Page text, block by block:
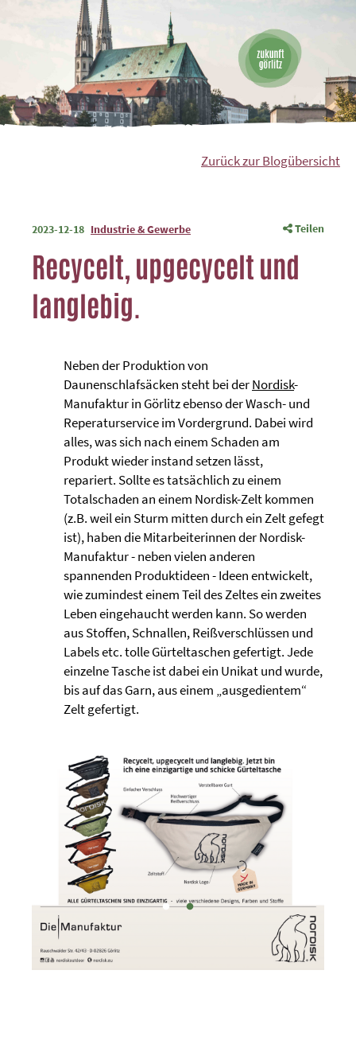
Zurück zur Blogübersicht
2023-12-18 Industrie & Gewerbe Teilen
Recycelt, upgecycelt und
langlebig.
Neben der Produktion von
Daunenschlafsäcken steht bei derNordisk-
Manufaktur in Görlitz ebenso der Wasch- und
Reperaturservice im Vordergrund. Dabei wird
alles, was sich nach einem Schaden am
Produkt wieder instand setzen lässt,
repariert. Sollte es tatsächlich zu einem
Totalschaden an einem Nordisk-Zelt kommen
(z.B. weil ein Sturm mitten durch ein Zelt gefegt
ist), haben die Mitarbeiterinnen der Nordisk-
Manufaktur - neben vielen anderen
spannenden Produktideen - Ideen entwickelt,
wie zumindest einem Teil des Zeltes ein zweites
Leben eingehaucht werden kann. So werden
aus Stoffen, Schnallen, Reißverschlüssen und
Labels etc. tolle Gürteltaschen gefertigt. Jede
einzelne Tasche ist dabei ein Unikat und wurde,
bis auf das Garn, aus einem „ausgedientem“
Zelt gefertigt.